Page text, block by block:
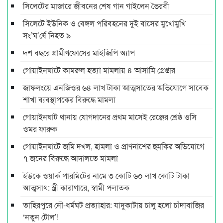
সিলেটের মাজারে জীবনের শেষ গান গাইলেন ভৈরবী
সিলেটে ইউনিক ও বেঙ্গল পরিবহনের দুই বাসের মুখোমুখি
সং’ঘ’র্ষে নিহত ৯
দশ বছ‌রে গ্রামীণ‌ফো‌সের মাইজিপি অ্যাপ
গোয়াইনঘাটে কামরুল হত্যা মামলায় ৪ আসামি গ্রেপ্তার
জাফলংয়ে এনজিওর ৬৪ লাখ টাকা আত্মসাতের অভিযোগে সাবেক
শাখা ব্যবস্থাপকের বিরুদ্ধে মামলা
গোয়াইনঘাট থানায় যোগদানের প্রথম মাসেই রেঞ্জের শ্রেষ্ঠ ওসি
ওমর ফারুক
গোয়াইনঘাটে জমি দখল, হামলা ও প্রাণনাশের হুমকির অভিযোগে
৭ জনের বিরুদ্ধে আদালতে মামলা
ইউকে ওয়ার্ক পারমিটের নামে ৩ কোটি ৬০ লাখ কোটি টাকা
আত্মসাৎ: স্ত্রী কারাগারে, স্বামী পলাতক
তাহিরপুরে নৌ-ধর্মঘট প্রত্যাহার: যাদুকাটায় চালু হলো চাঁদাবাজির
‘নতুন টোল’!